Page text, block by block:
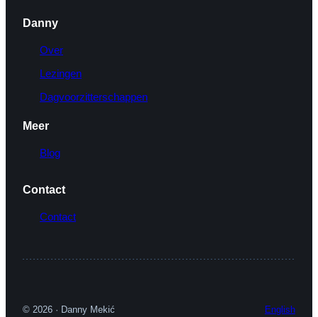
Danny
Over
Lezingen
Dagvoorzitterschappen
Meer
Blog
Contact
Contact
© 2026 · Danny Mekić English